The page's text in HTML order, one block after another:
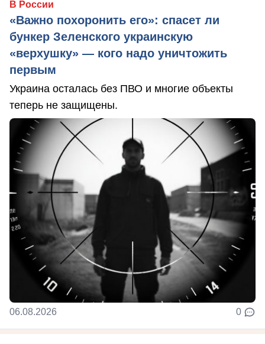
В России
«Важно похоронить его»: спасет ли
бункер Зеленского украинскую
«верхушку» — кого надо уничтожить
первым
Украина осталась без ПВО и многие объекты
теперь не защищены.
06.08.2026 0